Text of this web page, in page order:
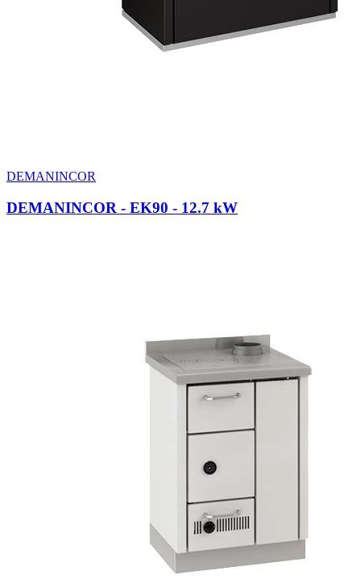
DEMANINCOR
DEMANINCOR - EK90 - 12.7 kW